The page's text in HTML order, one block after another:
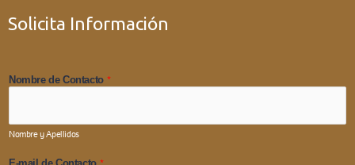
Solicita Información
Nombre de Contacto *
Nombre y Apellidos